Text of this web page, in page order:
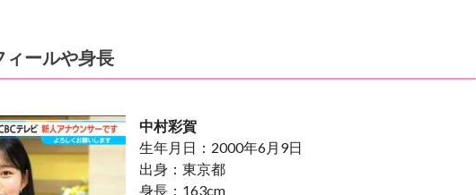
ィールや身長
中村彩賀
生年月日：2000年6月9日
出身：東京都
身長：163cm